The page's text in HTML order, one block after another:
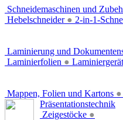
Schneidemaschinen und
Hebelschneider ● 2-in-1-
Laminierung und
Laminierfolien ●
Mappen, Folien und Kartons ●
Präsentationstechnik
Zeigestöcke ●